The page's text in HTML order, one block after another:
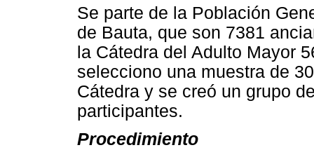
Se parte de la Población
de Bauta, que son 7381
la Cátedra del Adulto Mayor
selecciono una muestra de
Cátedra y se creó un grupo
participantes.
Procedimiento